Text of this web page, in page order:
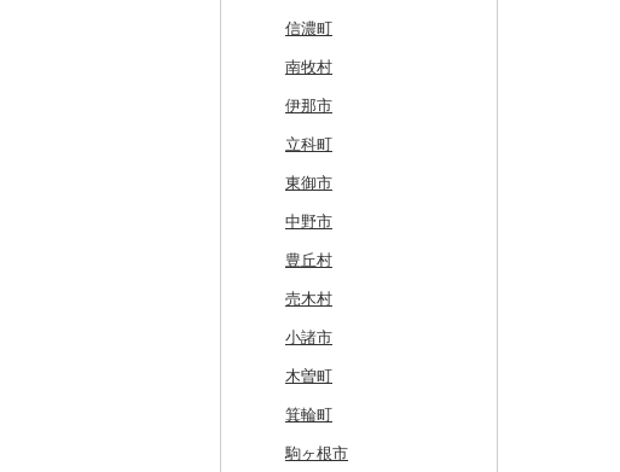
三笠市
東川町
厚真町
奥尻町
網走市
浦河町
広尾町
中札内村
滝川市
比布町
鶴居村
釧路市
平川市
蓬田村
中泊町
外ヶ浜町
つがる市
弘前市
鰺ヶ沢町
むつ市
田舎館村
青森県（県庁）
三沢市
西目屋村
一関市
久慈市
西和賀町
北上市
平泉町
洋野町
大船渡市
山田町
大槌町
宮城県（県庁）
亘理町
蔵王町
女川町
気仙沼市
美里町
松島町
大和町
大郷町
南三陸町
仙台市
大河原町
五城目町
北秋田市
八峰町
鹿角市
大仙市
八郎潟町
鮭川村
大蔵村
山辺町
戸沢村
舟形町
最上町
真室川町
寒河江市
西川町
高畠町
山形市
三川町
南会津町
田村市
磐梯町
三春町
本宮市
柳津町
鮫川村
福島市
新地町
葛尾村
三島町
桑折町
龍ケ崎市
守谷市
常陸大宮市
笠間市
行方市
結城市
城里町
水戸市
鉾田市
桜川市
石岡市
茨城県（県庁）
鹿沼市
下野市
益子町
芳賀町
野木町
伊勢崎市
東吾妻町
前橋市
藤岡市
邑楽町
板倉町
嬬恋村
草津町
高崎市
群馬県（県庁）
大泉町
長野原町
横瀬町
三芳町
幸手市
日高市
蓮田市
川越市
宮代町
吉見町
東松山市
入間市
志木市
北本市
東金市
九十九里町
いすみ市
東庄町
館山市
大網白里市
一宮町
佐倉市
木更津市
茂原市
野田市
山武市
中野区
荒川区
北区
多摩市
稲城市
世田谷区
日の出町
板橋区
渋谷区
千代田区
新宿区
江東区
湯河原町
秦野市
綾瀬市
横須賀市
三浦市
大磯町
箱根町
横浜市
茅ヶ崎市
川崎市
厚木市
海老名市
津南町
新潟県（県庁）
柏崎市
村上市
妙高市
聖籠町
刈羽村
湯沢町
新潟市
鳴沢村
西桂町
身延町
早川町
南部町
昭和町
甲府市
甲州市
丹波山村
信濃町
南牧村
伊那市
立科町
東御市
中野市
豊丘村
売木村
小諸市
木曽町
箕輪町
駒ヶ根市